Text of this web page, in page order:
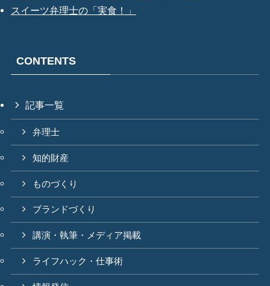
スイーツ弁理士の「実食！」
CONTENTS
記事一覧
弁理士
知的財産
ものづくり
ブランドづくり
講演・執筆・メディア掲載
ライフハック・仕事術